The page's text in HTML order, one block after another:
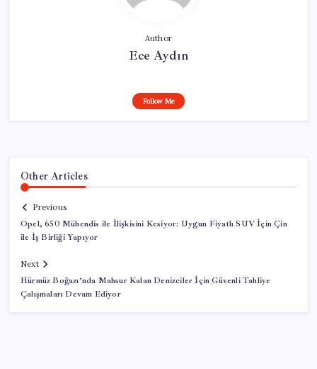
Author
Ece Aydın
Follow Me
Other Articles
Previous
Opel, 650 Mühendis ile İlişkisini Kesiyor: Uygun Fiyatlı SUV İçin Çin
ile İş Birliği Yapıyor
Next
Hürmüz Boğazı’nda Mahsur Kalan Denizciler İçin Güvenli Tahliye
Çalışmaları Devam Ediyor